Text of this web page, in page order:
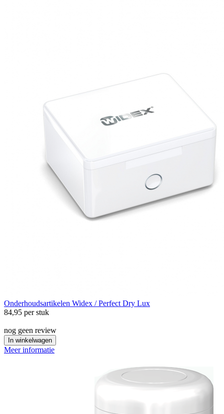
Onderhoudsartikelen Widex / Perfect Dry Lux
84,95 per stuk
nog geen review
In winkelwagen
Meer informatie